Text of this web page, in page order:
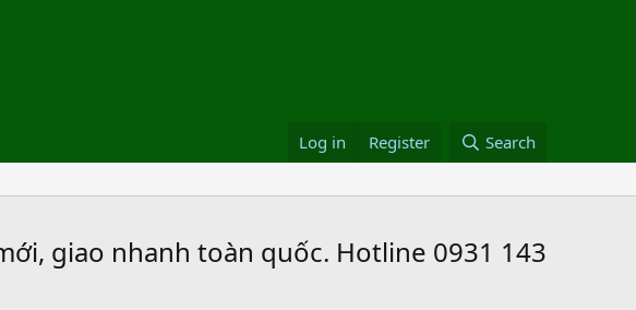
Log in Register Search
giao nhanh toàn quốc. Hotline 0931 143